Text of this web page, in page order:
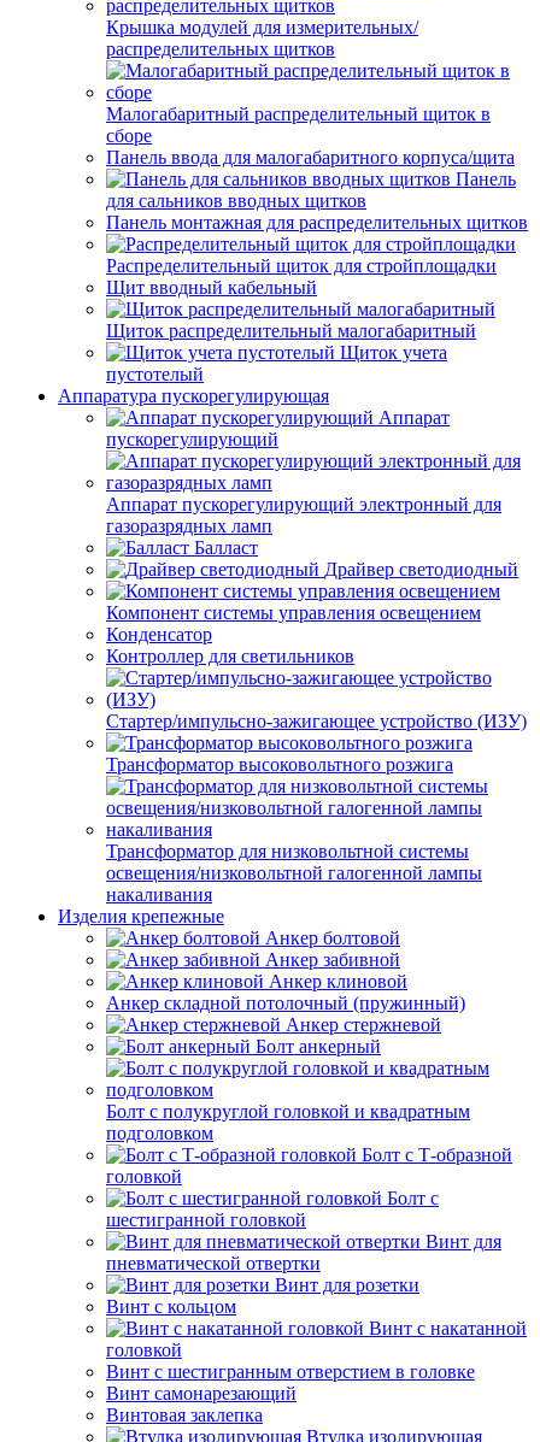
Крышка модулей для измерительных/
распределительных щитков
Малогабаритный распределительный щиток в
сборе
Панель ввода для малогабаритного корпуса/щита
Панель
для сальников вводных щитков
Панель монтажная для распределительных щитков
Распределительный щиток для стройплощадки
Щит вводный кабельный
Щиток распределительный малогабаритный
Щиток учета
пустотелый
Аппаратура пускорегулирующая
Аппарат
пускорегулирующий
Аппарат пускорегулирующий электронный для
газоразрядных ламп
Балласт
Драйвер светодиодный
Компонент системы управления освещением
Конденсатор
Контроллер для светильников
Стартер/импульсно-зажигающее устройство (ИЗУ)
Трансформатор высоковольтного розжига
Трансформатор для низковольтной системы
освещения/низковольтной галогенной лампы
накаливания
Изделия крепежные
Анкер болтовой
Анкер забивной
Анкер клиновой
Анкер складной потолочный (пружинный)
Анкер стержневой
Болт анкерный
Болт с полукруглой головкой и квадратным
подголовком
Болт с Т-образной
головкой
Болт с
шестигранной головкой
Винт для
пневматической отвертки
Винт для розетки
Винт с кольцом
Винт с накатанной
головкой
Винт с шестигранным отверстием в головке
Винт самонарезающий
Винтовая заклепка
Втулка изолирующая